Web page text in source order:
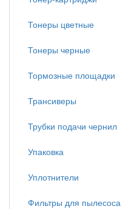
Тонеры цветные
Тонеры черные
Тормозные площадки
Трансиверы
Трубки подачи чернил
Упаковка
Уплотнители
Фильтры для пылесоса